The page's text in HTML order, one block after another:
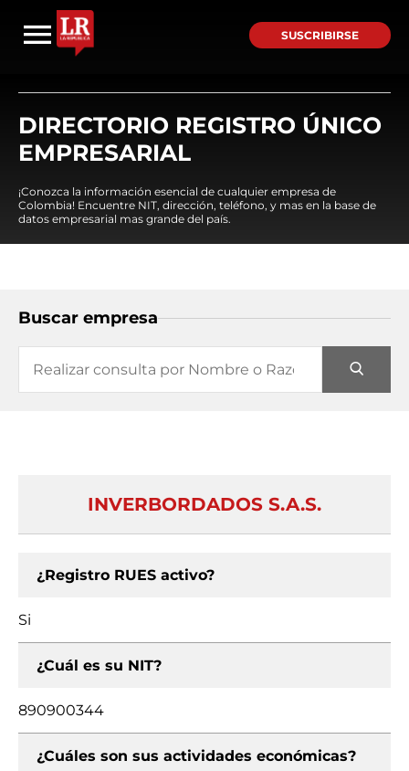
SUSCRIBIRSE
DIRECTORIO REGISTRO ÚNICO
EMPRESARIAL
¡Conozca la información esencial de cualquier empresa de
Colombia! Encuentre NIT, dirección, teléfono, y mas en la base de
datos empresarial mas grande del país.
Buscar empresa
INVERBORDADOS S.A.S.
¿Registro RUES activo?
Si
¿Cuál es su NIT?
890900344
¿Cuáles son sus actividades económicas?